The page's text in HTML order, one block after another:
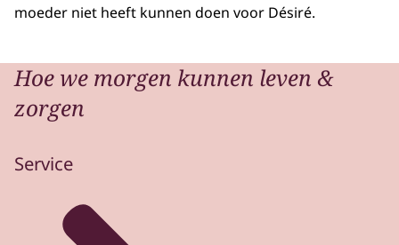
moeder niet heeft kunnen doen voor Désiré.
Hoe we morgen kunnen leven &
zorgen
Service